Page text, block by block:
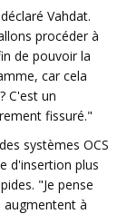
Vahdat.
procéder à
de pouvoir la
car cela
C'est un
fissuré."
systèmes OCS
d'insertion plus
"Je pense
à